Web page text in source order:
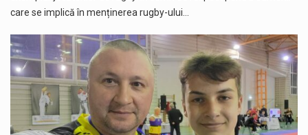
care se implică în menținerea rugby-ului…